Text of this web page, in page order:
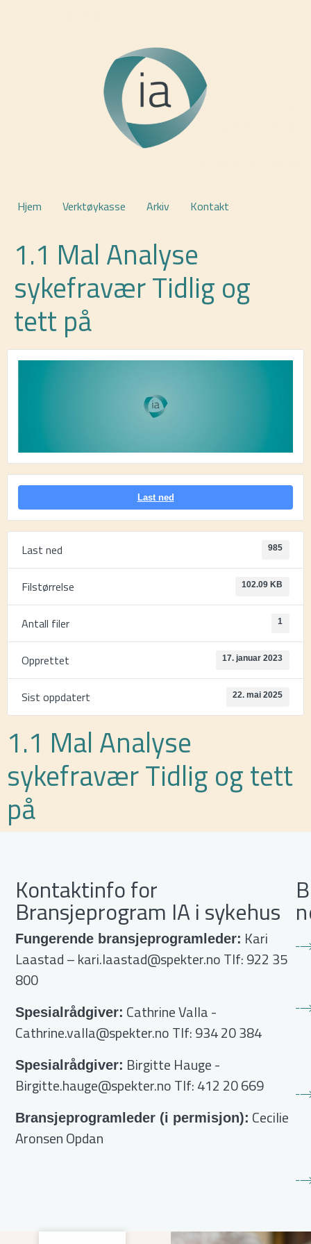
Hjem Verktøykasse Arkiv Kontakt
1.1 Mal Analyse
sykefravær Tidlig og
tett på
Last ned
Last ned 985
Filstørrelse 102.09 KB
Antall filer 1
Opprettet 17. januar 2023
Sist oppdatert 22. mai 2025
1.1 Mal Analyse
sykefravær Tidlig og tett
på
Kontaktinfo for
Bransjeprogram IA i sykehus
Fungerende bransjeprogramleder: Kari
Laastad –kari.laastad@spekter.noTlf: 922 35
800
Spesialrådgiver: Cathrine Valla-
Cathrine.valla@spekter.noTlf: 934 20 384
Spesialrådgiver: Birgitte Hauge-
Birgitte.hauge@spekter.noTlf: 412 20 669
Bransjeprogramleder (i permisjon): Cecilie
Aronsen Opdan